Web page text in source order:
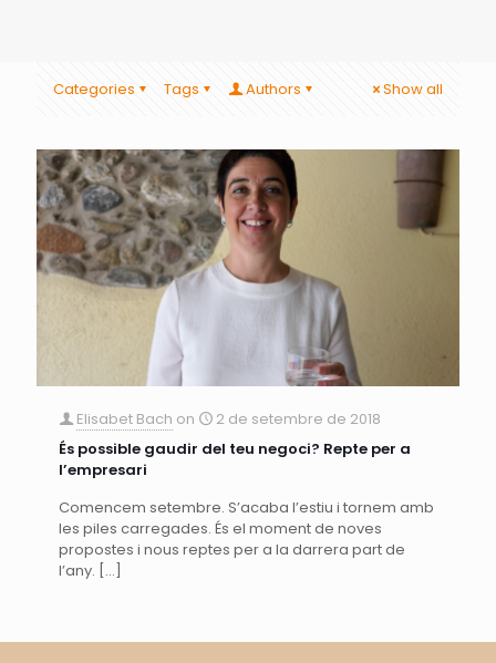
Categories Tags Authors Show all
Elisabet Bach on
2 de setembre de 2018
És possible gaudir del teu negoci? Repte per a
l’empresari
Comencem setembre. S’acaba l’estiu i tornem amb
les piles carregades. És el moment de noves
propostes i nous reptes per a la darrera part de
l’any. […]